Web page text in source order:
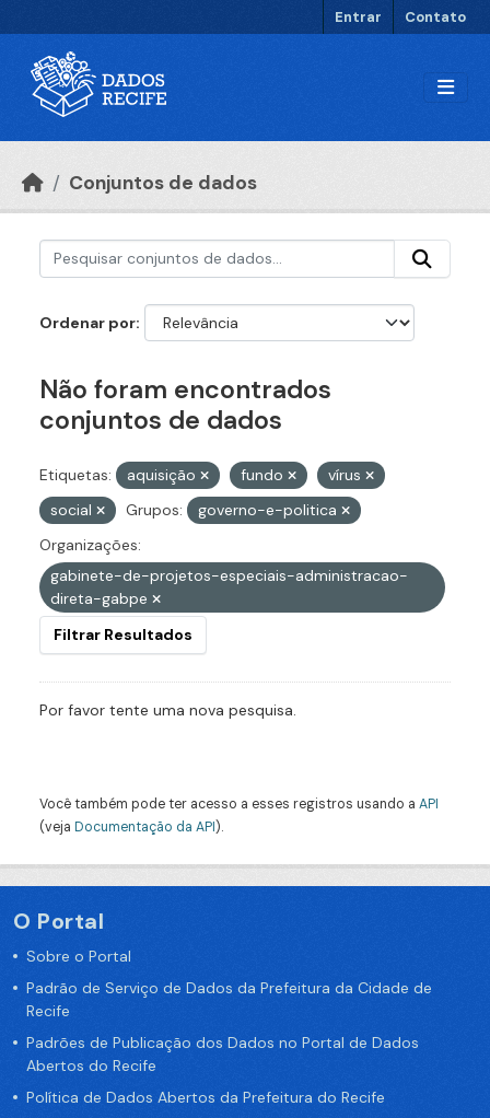
Entrar Contato
Conjuntos de dados
Ordenar por
Não foram encontrados
conjuntos de dados
Etiquetas: aquisição fundo
vírus
social
Grupos:
governo-e-politica
Organizações:
gabinete-de-projetos-especiais-administracao-
direta-gabpe
Filtrar Resultados
Por favor tente uma nova pesquisa.
Você também pode ter acesso a esses registros usando a API
(veja Documentação da API).
O Portal
Sobre o Portal
Padrão de Serviço de Dados da Prefeitura da Cidade de
Recife
Padrões de Publicação dos Dados no Portal de Dados
Abertos do Recife
Política de Dados Abertos da Prefeitura do Recife